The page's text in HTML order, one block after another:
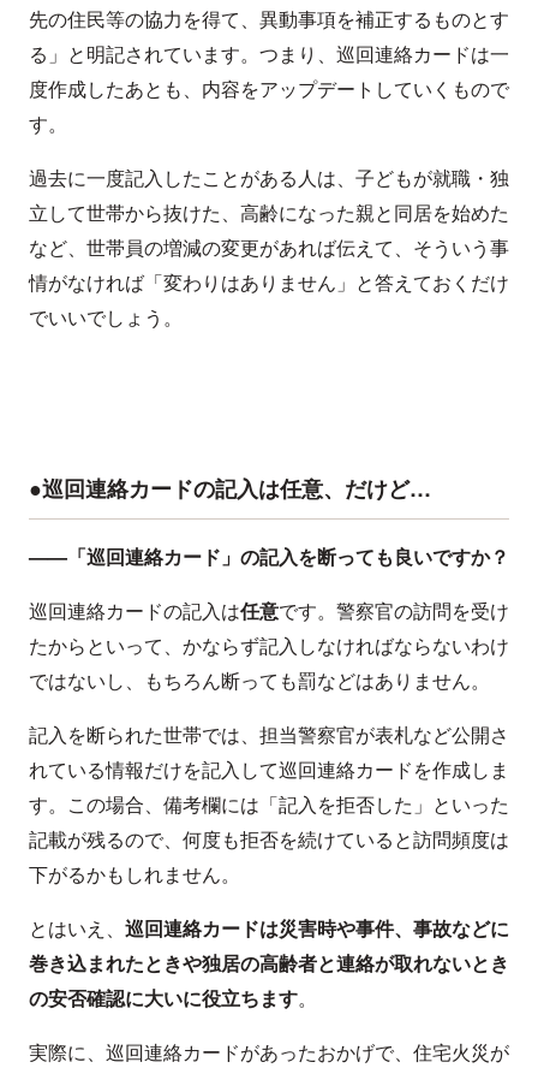
先の住民等の協力を得て、異動事項を補正するものとす
る」と明記されています。つまり、巡回連絡カードは一
度作成したあとも、内容をアップデートしていくもので
す。
過去に一度記入したことがある人は、子どもが就職・独
立して世帯から抜けた、高齢になった親と同居を始めた
など、世帯員の増減の変更があれば伝えて、そういう事
情がなければ「変わりはありません」と答えておくだけ
でいいでしょう。
●巡回連絡カードの記入は任意、だけど…
——「巡回連絡カード」の記入を断っても良いですか？
巡回連絡カードの記入は任意です。警察官の訪問を受け
たからといって、かならず記入しなければならないわけ
ではないし、もちろん断っても罰などはありません。
記入を断られた世帯では、担当警察官が表札など公開さ
れている情報だけを記入して巡回連絡カードを作成しま
す。この場合、備考欄には「記入を拒否した」といった
記載が残るので、何度も拒否を続けていると訪問頻度は
下がるかもしれません。
とはいえ、 巡回連絡カードは災害時や事件、事故などに
巻き込まれたときや独居の高齢者と連絡が取れないとき
の安否確認に大いに役立ちます。
実際に、巡回連絡カードがあったおかげで、住宅火災が